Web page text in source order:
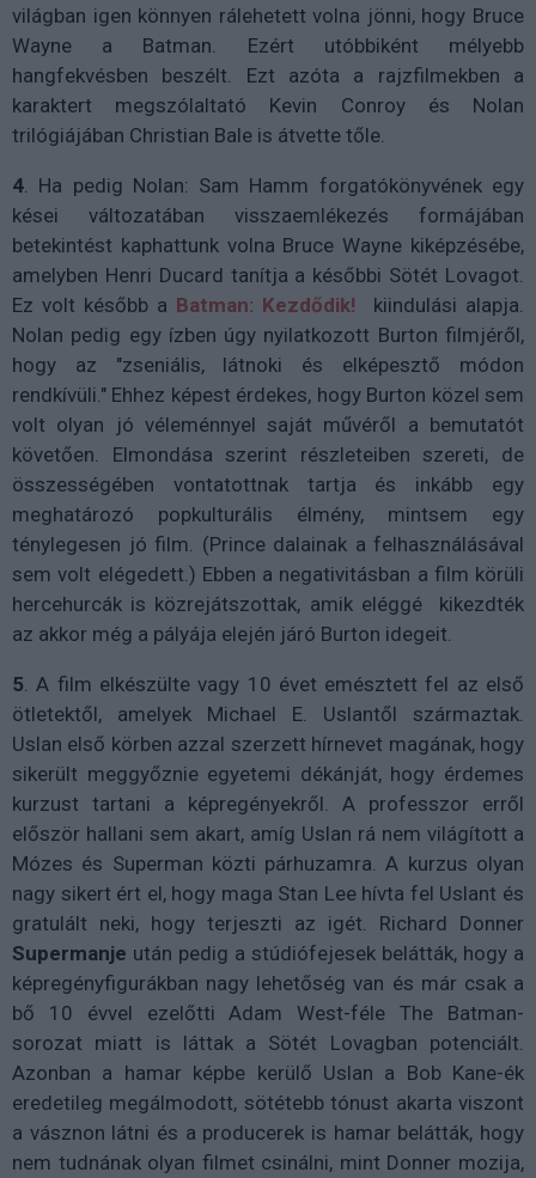
világban igen könnyen rálehetett volna jönni, hogy Bruce
Wayne a Batman. Ezért utóbbiként mélyebb
hangfekvésben beszélt. Ezt azóta a rajzfilmekben a
karaktert megszólaltató Kevin Conroy és Nolan
trilógiájában Christian Bale is átvette tőle.
4. Ha pedig Nolan: Sam Hamm forgatókönyvének egy
kései változatában visszaemlékezés formájában
betekintést kaphattunk volna Bruce Wayne kiképzésébe,
amelyben Henri Ducard tanítja a későbbi Sötét Lovagot.
Ez volt később a Batman: Kezdődik!
kiindulási alapja.
Nolan pedig egy ízben úgy nyilatkozott Burton filmjéről,
hogy az "zseniális, látnoki és elképesztő módon
rendkívüli." Ehhez képest érdekes, hogy Burton közel sem
volt olyan jó véleménnyel saját művéről a bemutatót
követően. Elmondása szerint részleteiben szereti, de
összességében vontatottnak tartja és inkább egy
meghatározó popkulturális élmény, mintsem egy
ténylegesen jó film. (Prince dalainak a felhasználásával
sem volt elégedett.) Ebben a negativitásban a film körüli
hercehurcák is közrejátszottak, amik eléggé kikezdték
az akkor még a pályája elején járó Burton idegeit.
5. A film elkészülte vagy 10 évet emésztett fel az első
ötletektől, amelyek Michael E. Uslantől származtak.
Uslan első körben azzal szerzett hírnevet magának, hogy
sikerült meggyőznie egyetemi dékánját, hogy érdemes
kurzust tartani a képregényekről. A professzor erről
először hallani sem akart, amíg Uslan rá nem világított a
Mózes és Superman közti párhuzamra. A kurzus olyan
nagy sikert ért el, hogy maga Stan Lee hívta fel Uslant és
gratulált neki, hogy terjeszti az igét. Richard Donner
Supermanje után pedig a stúdiófejesek belátták, hogy a
képregényfigurákban nagy lehetőség van és már csak a
bő 10 évvel ezelőtti Adam West-féle The Batman-
sorozat miatt is láttak a Sötét Lovagban potenciált.
Azonban a hamar képbe kerülő Uslan a Bob Kane-ék
eredetileg megálmodott, sötétebb tónust akarta viszont
a vásznon látni és a producerek is hamar belátták, hogy
nem tudnának olyan filmet csinálni, mint Donner mozija,